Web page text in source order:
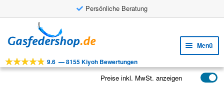
Persönliche Beratung
Navigation
springen
Inhalt
springen
Menü
Werkzeuge
9.6 —8155 Kiyoh Bewertungen
Preise inkl. MwSt. anzeigen